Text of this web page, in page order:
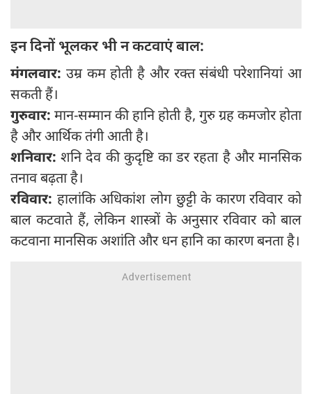
इन दिनों भूलकर भी न कटवाएं बाल:
मंगलवार: उम्र कम होती है और रक्त संबंधी परेशानियां आ
सकती हैं।
गुरुवार:मान-सम्मान की हानि होती है, गुरु ग्रह कमजोर होता
है और आर्थिक तंगी आती है।
शनिवार:शनि देव की कुदृष्टि का डर रहता है और मानसिक
तनाव बढ़ता है।
रविवार: हालांकि अधिकांश लोग छुट्टी के कारण रविवार को
बाल कटवाते हैं, लेकिन शास्त्रों के अनुसार रविवार को बाल
कटवाना मानसिक अशांति और धन हानि का कारण बनता है।